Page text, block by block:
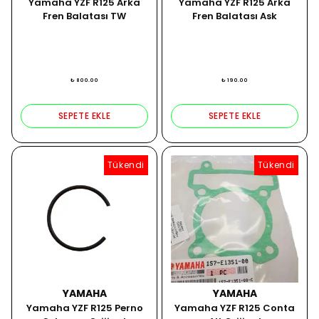
Fren Balatası TW
₺ 800.00
SEPETE EKLE
Fren Balatası Ask
₺ 190.00
SEPETE EKLE
Tükendi
YAMAHA
Yamaha YZF R125 Perno
Tükendi
YAMAHA
Yamaha YZF R125 Conta